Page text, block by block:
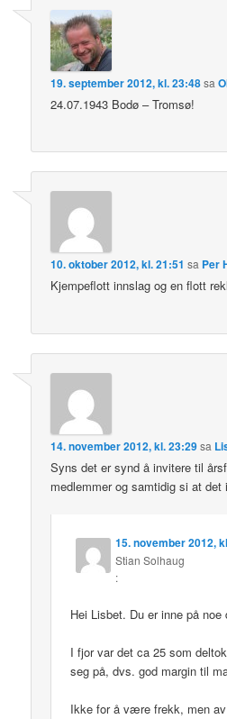
19. september 2012, kl. 23:48sa
24.07.1943 Bodø – Tromsø!
10. oktober 2012, kl. 21:51 sa Per
Kjempeflott innslag og en flott
14. november 2012, kl. 23:29sa
Syns det er synd å invitere til
medlemmer og samtidig si at
15. november 2012,
Stian Solhaug
:
Hei Lisbet. Du er inne på noe
I fjor var det ca 25 som
seg på, dvs. god margin til
Ikke for å være frekk, men